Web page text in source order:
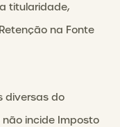
titularidade,
na Fonte
diversas do
incide Imposto